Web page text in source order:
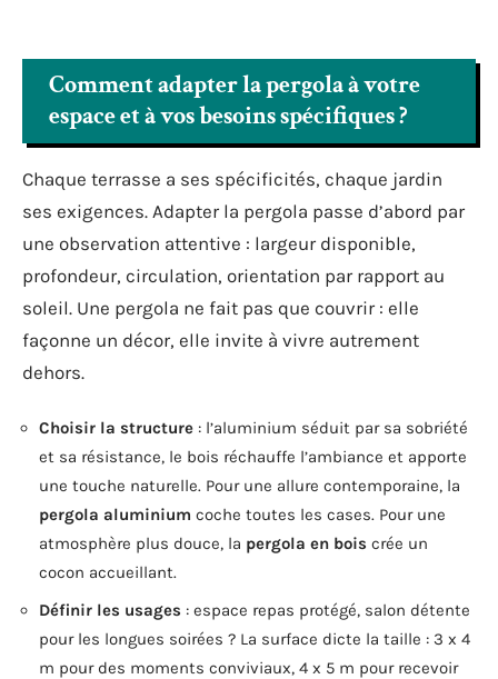
Comment adapter la pergola à votre
espace et à vos besoins spécifiques ?
Chaque terrasse a ses spécificités, chaque jardin
ses exigences. Adapter la pergola passe d’abord par
une observation attentive : largeur disponible,
profondeur, circulation, orientation par rapport au
soleil. Une pergola ne fait pas que couvrir : elle
façonne un décor, elle invite à vivre autrement
dehors.
Choisir la structure : l’aluminium séduit par sa sobriété
et sa résistance, le bois réchauffe l’ambiance et apporte
une touche naturelle. Pour une allure contemporaine, la
pergola aluminium coche toutes les cases. Pour une
atmosphère plus douce, la pergola en bois crée un
cocon accueillant.
Définir les usages : espace repas protégé, salon détente
pour les longues soirées ? La surface dicte la taille : 3 x 4
m pour des moments conviviaux, 4 x 5 m pour recevoir